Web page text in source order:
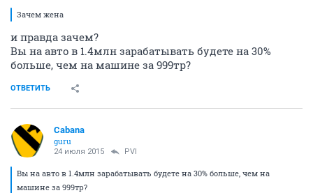
Зачем жена
и правда зачем?
Вы на авто в 1.4млн зарабатывать будете на 30%
больше, чем на машине за 999тр?
ОТВЕТИТЬ
Cabana
guru
24 июля 2015 PVI
Вы на авто в 1.4млн зарабатывать будете на 30% больше, чем на
машине за 999тр?